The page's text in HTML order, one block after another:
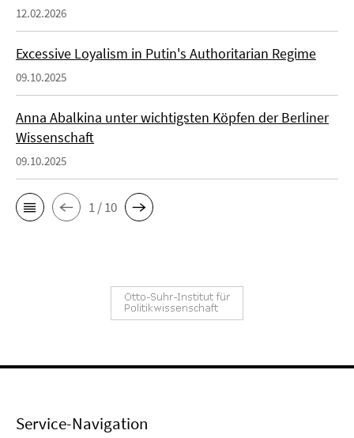
12.02.2026
Excessive Loyalism in Putin's Authoritarian Regime
09.10.2025
Anna Abalkina unter wichtigsten Köpfen der Berliner
Wissenschaft
09.10.2025
1 / 10
Service-Navigation